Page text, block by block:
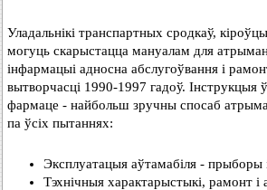
Уладальнікі транспартных сродкаў, кіроўцы
могуць скарыстацца мануалам для
інфармацыі адносна абслугоўвання і
вытворчасці 1990-1997 гадоў. Інструкцыя
фармаце - найбольш зручны спосаб
па ўсіх пытаннях:
Эксплуатацыя аўтамабіля - прыборы
Тэхнічныя характарыстыкі, рамонт